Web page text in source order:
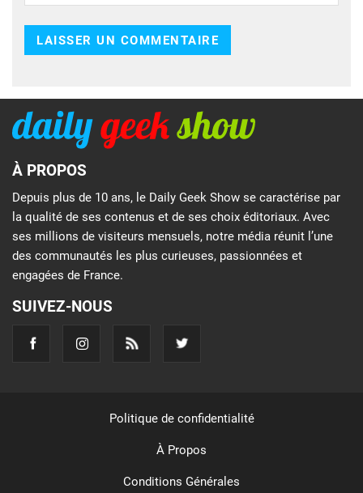
À PROPOS
Depuis plus de 10 ans, le Daily Geek Show se caractérise par
la qualité de ses contenus et de ses choix éditoriaux. Avec
ses millions de visiteurs mensuels, notre média réunit l’une
des communautés les plus curieuses, passionnées et
engagées de France.
SUIVEZ-NOUS
Politique de confidentialité
À Propos
Conditions Générales